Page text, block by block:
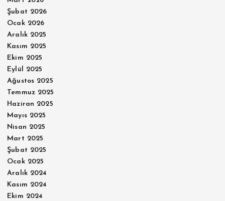
Şubat 2026
Ocak 2026
Aralık 2025
Kasım 2025
Ekim 2025
Eylül 2025
Ağustos 2025
Temmuz 2025
Haziran 2025
Mayıs 2025
Nisan 2025
Mart 2025
Şubat 2025
Ocak 2025
Aralık 2024
Kasım 2024
Ekim 2024